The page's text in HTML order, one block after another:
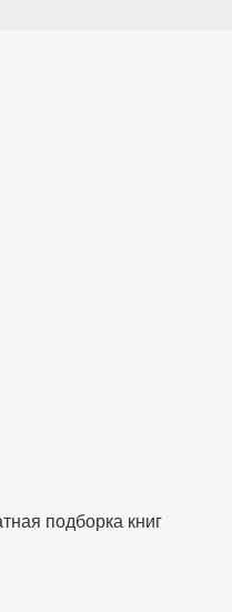
подборка книг